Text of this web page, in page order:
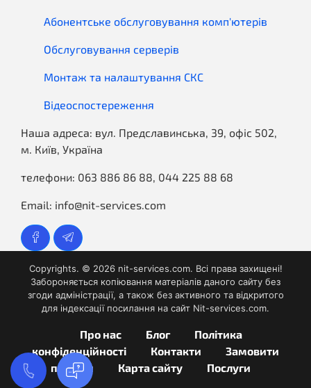
Абонентське обслуговування комп'ютерів
Обслуговування серверів
Монтаж та налаштування СКС
Відеоспостереження
Наша адреса: вул. Предславинська, 39, офіс 502,
м. Київ, Україна
телефони: 063 886 86 88, 044 225 88 68
Email: info@nit-services.com
Copyrights. © 2026nit-services.com. Всі права захищені!
Забороняється копіювання матеріалів даного сайту без
згоди адміністрації, а також без активного та відкритого
для індексації посилання на сайт Nit-services.com.
Про нас Блог
Політика
конфіденційності
Контакти
Замовити
послуги
Карта сайту Послуги